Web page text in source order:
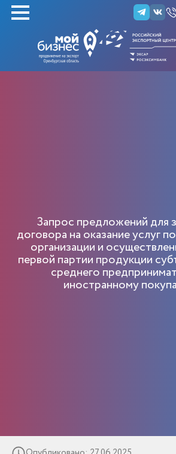
Запрос предложений для
договора на оказание услуг
организации и
первой партии продукции
среднего
иностранному